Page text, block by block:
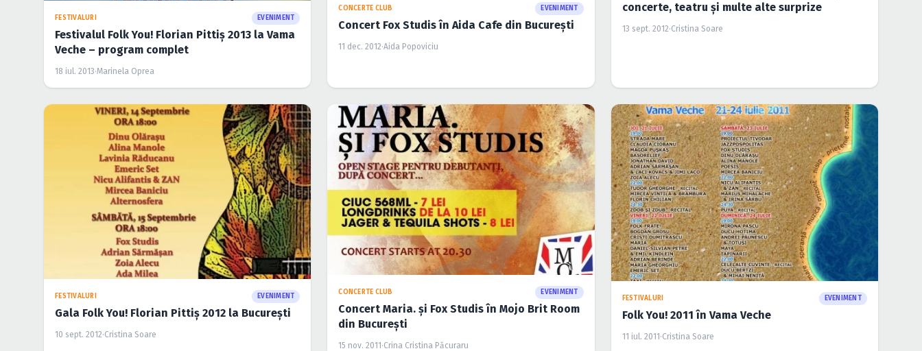
FESTIVALURI EVENIMENT
Festivalul Folk You! Florian Pittiş 2013 la Vama
Veche – program complet
18 iul. 2013·Marinela Oprea
CONCERTE CLUB EVENIMENT
Concert Fox Studis în Aida Cafe din Bucureşti
11 dec. 2012·Aida Popoviciu
concerte, teatru şi multe alte surprize
13 sept. 2012·Cristina Soare
FESTIVALURI EVENIMENT
Gala Folk You! Florian Pittiş 2012 la Bucureşti
10 sept. 2012·Cristina Soare
CONCERTE CLUB EVENIMENT
Concert Maria. şi Fox Studis în Mojo Brit Room
din Bucureşti
15 nov. 2011·Crina Cristina Păcuraru
FESTIVALURI EVENIMENT
Folk You! 2011 în Vama Veche
11 iul. 2011 ·Cristina Soare